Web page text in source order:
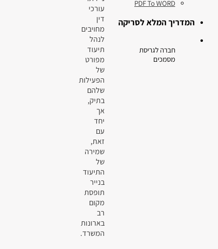
עורכי
דין
מחויבים
לנהל
תיעוד
מפורט
של
הפעילות
שלהם
בתיק,
אך
יחד
עם
זאת,
שמירה
של
התיעוד
בנייר
תופסת
מקום
רב
בארונות
המשרד.
PDF To WORD
המדריך המלא לסריקה
חברה לגריסת
מסמכים